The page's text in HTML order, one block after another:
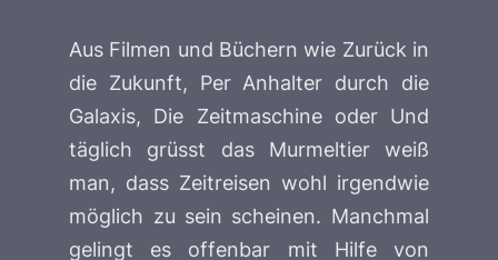
Aus Filmen und Büchern wie Zurück in
die Zukunft, Per Anhalter durch die
Galaxis, Die Zeitmaschineoder Und
täglich grüsst das Murmeltier weiß
man, dass Zeitreisen wohl irgendwie
möglich zu sein scheinen. Manchmal
gelingt es offenbar mit Hilfe von